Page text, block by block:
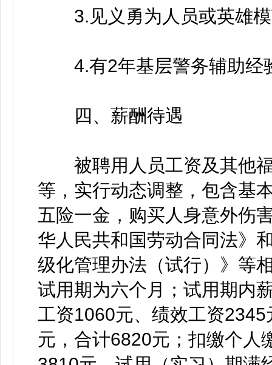
3.见义勇为人员或英雄模
4.有2年基层警务辅助经
四、薪酬待遇
被聘用人员工资及其他福
等，实行动态调整，包含基
五险一金，购买人身意外伤
华人民共和国劳动合同法》
级化管理办法（试行）》等
试用期为六个月；试用期内
工资1060元、绩效工资
元，合计6820元；扣缴个人